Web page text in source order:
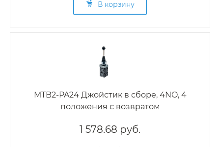
В корзину
MTB2-PA24 Джойстик в сборе, 4NO, 4
положения с возвратом
1 578.68 руб.